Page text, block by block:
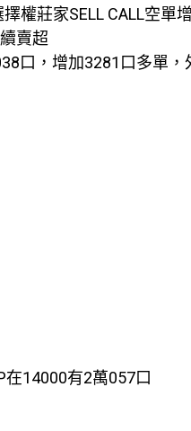
擇權莊家SELL CALL空單
賣超
口，增加3281口多單，
在14000有2萬057口